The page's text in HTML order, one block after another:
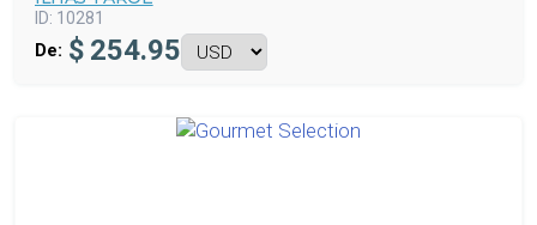
ID: 10281
De: $ 254.95